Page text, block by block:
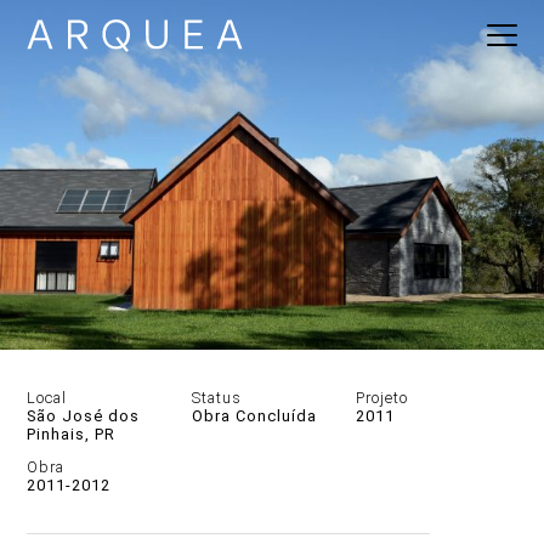
Local
São José dos
Pinhais, PR
Status
Obra Concluída
Projeto
2011
Obra
2011-2012